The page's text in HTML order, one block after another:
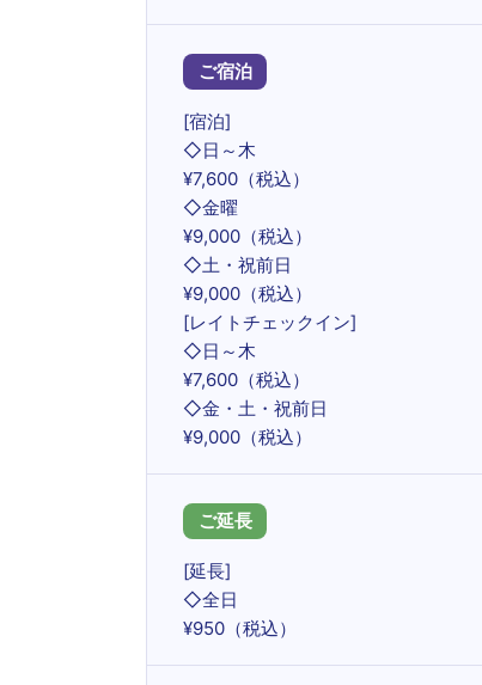
ご宿泊
[宿泊]
◇日～木
¥7,600（税込）
◇金曜
¥9,000（税込）
◇土・祝前日
¥9,000（税込）
[レイトチェックイン]
◇日～木
¥7,600（税込）
◇金・土・祝前日
¥9,000（税込）
ご延長
[延長]
◇全日
¥950（税込）